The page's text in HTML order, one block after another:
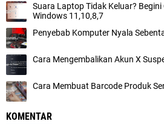
Suara Laptop Tidak Keluar?
Windows 11,10,8,7
Penyebab Komputer Nyala
Cara Mengembalikan Akun X
Cara Membuat Barcode Produk
KOMENTAR